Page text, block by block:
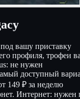
вашу приставку
профиля,
не нужен
доступный
149 ₽ за неделю
Интернет: нужен